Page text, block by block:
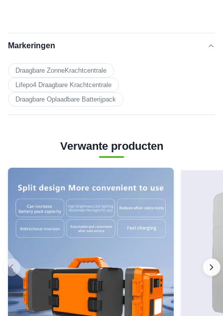
Markeringen
Draagbare ZonneKrachtcentrale
Lifepo4 Draagbare Krachtcentrale
Draagbare Oplaadbare Batterijpack
Verwante producten